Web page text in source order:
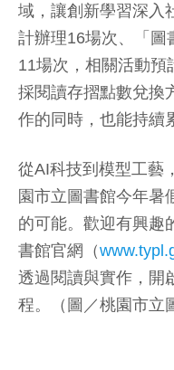
域，讓創新學習深入
計辦理16場次、「圖
11場次，相關活動預
採閱讀存摺點數兌換
作的同時，也能持續
從AI科技到模型工藝
園市立圖書館今年暑
的可能。歡迎有興趣
書館官網（
透過閱讀與實作，開
程。（圖／桃園市立